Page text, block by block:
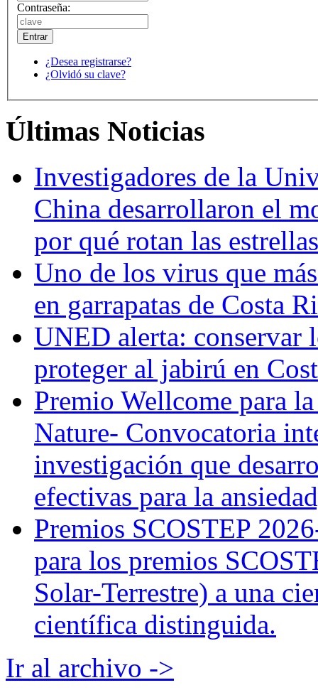
Contraseña:
¿Desea registrarse?
¿Olvidó su clave?
Últimas Noticias
Investigadores de la
China desarrollaron el
por qué rotan las
Uno de los virus que
en garrapatas de Costa
UNED alerta: conservar
proteger al jabirú en
Premio Wellcome para
Nature- Convocatoria
investigación que
efectivas para la
Premios SCOSTEP
para los premios
Solar-Terrestre) a una
científica distinguida.
Ir al archivo ->